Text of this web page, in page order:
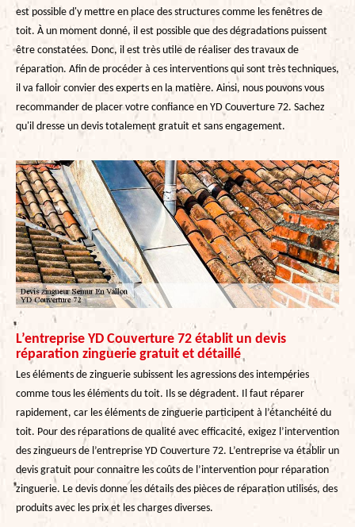
est possible d'y mettre en place des structures comme les fenêtres de
toit. À un moment donné, il est possible que des dégradations puissent
être constatées. Donc, il est très utile de réaliser des travaux de
réparation. Afin de procéder à ces interventions qui sont très techniques,
il va falloir convier des experts en la matière. Ainsi, nous pouvons vous
recommander de placer votre confiance en YD Couverture 72. Sachez
qu'il dresse un devis totalement gratuit et sans engagement.
L’entreprise YD Couverture 72 établit un devis
réparation zinguerie gratuit et détaillé
Les éléments de zinguerie subissent les agressions des intempéries
comme tous les éléments du toit. Ils se dégradent. Il faut réparer
rapidement, car les éléments de zinguerie participent à l’étanchéité du
toit. Pour des réparations de qualité avec efficacité, exigez l’intervention
des zingueurs de l’entreprise YD Couverture 72. L’entreprise va établir un
devis gratuit pour connaitre les coûts de l’intervention pour réparation
zinguerie. Le devis donne les détails des pièces de réparation utilisés, des
produits avec les prix et les charges diverses.